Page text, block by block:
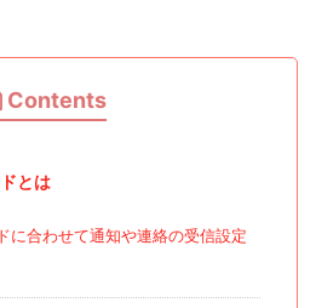
Contents
とは
に合わせて通知や連絡の受信設定